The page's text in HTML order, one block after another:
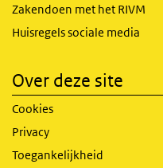
Zakendoen met het RIVM
Huisregels sociale media
Over deze site
Cookies
Privacy
Toegankelijkheid